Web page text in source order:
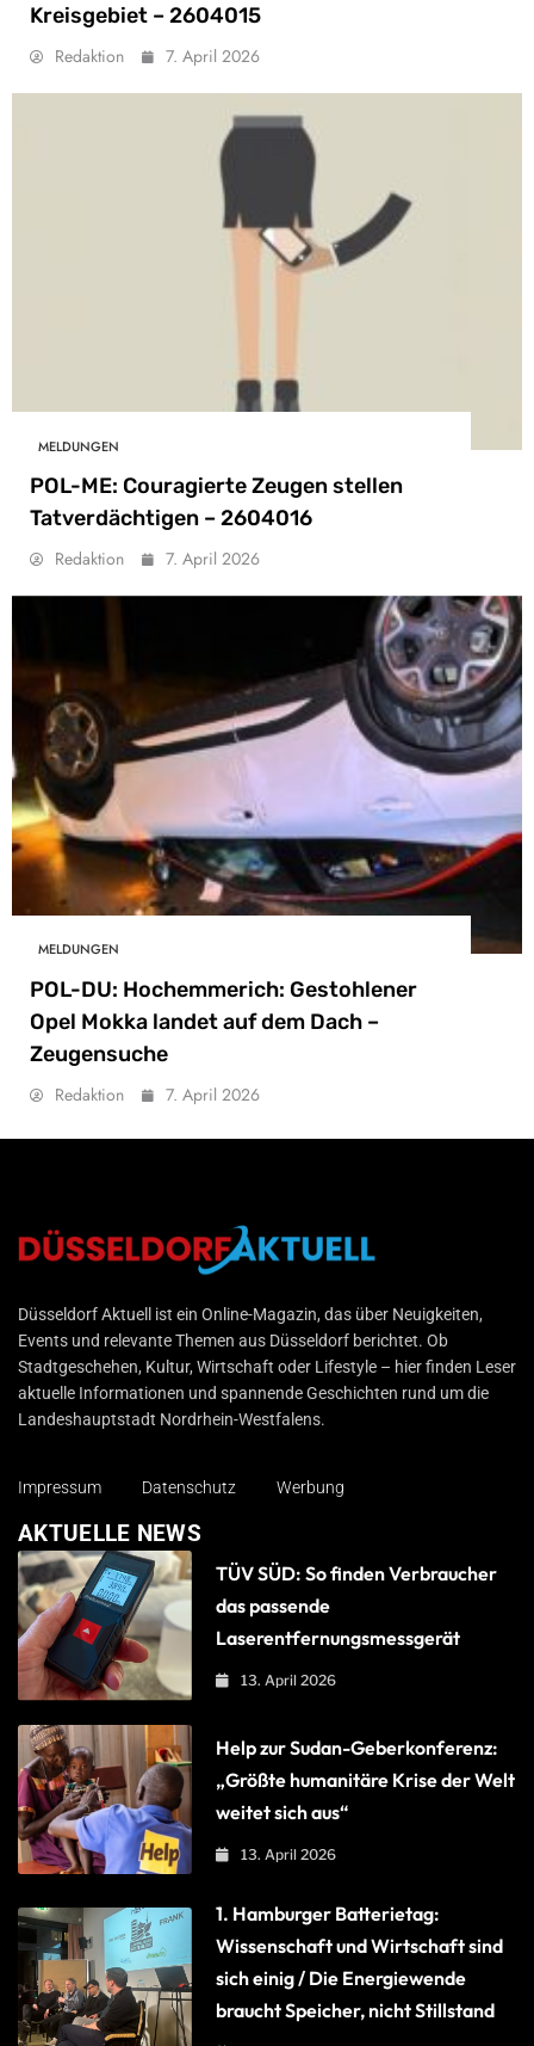
Kreisgebiet – 2604015
Redaktion 7. April 2026
MELDUNGEN
POL-ME: Couragierte Zeugen stellen
Tatverdächtigen – 2604016
Redaktion 7. April 2026
MELDUNGEN
POL-DU: Hochemmerich: Gestohlener
Opel Mokka landet auf dem Dach –
Zeugensuche
Redaktion 7. April 2026
Düsseldorf Aktuell
Düsseldorf Aktuell ist ein Online-Magazin, das über Neuigkeiten,
Events und relevante Themen aus Düsseldorf berichtet. Ob
Stadtgeschehen, Kultur, Wirtschaft oder Lifestyle – hier finden Leser
aktuelle Informationen und spannende Geschichten rund um die
Landeshauptstadt Nordrhein-Westfalens.
Impressum Datenschutz Werbung
AKTUELLE NEWS
TÜV SÜD: So finden Verbraucher
das passende
Laserentfernungsmessgerät
13. April 2026
Help zur Sudan-Geberkonferenz:
„Größte humanitäre Krise der Welt
weitet sich aus“
13. April 2026
1. Hamburger Batterietag:
Wissenschaft und Wirtschaft sind
sich einig / Die Energiewende
braucht Speicher, nicht Stillstand